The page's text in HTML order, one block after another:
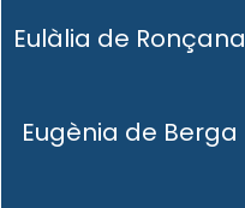
Eulàlia de Ronçana
Eugènia de Berga